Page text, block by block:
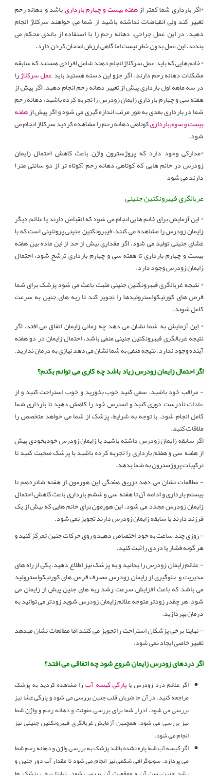
*اگر بارداری شما کمتر ازهفته بیست و چهارم بارداریباشد و دهانه رحم
تغییر کند ولی انقباضات نداشته باشید از شما می خواهند سرکلاژ انجام
دهید. در این عمل جراحی، دهانه رحم را با استفاده از باندی محکم می
بندند. این عمل بدون خطر نیست اما گاهی ارزش امتحان کردن دارد.
*خانم هایی که باید عمل سرکلاژ انجام دهند شامل افرادی هستند که سابقه
مشکلات دهانه رحم دارند. اگر جزو این دسته هستید بایدعمل سرکلاژرا
در سه ماهه اول بارداری پیش از تغییر دهانه رحم انجام دهید. اگر پیش از
هفته سی و چهارم بارداری زایمان زودرس را تجربه کرده باشید، دهانه رحم
شما در بارداری بعدی به طور مرتب اندازه گیری می شود و اگر پیش ازهفته
بیست و سوم بارداریکوتاهی دهانه رحم را مشاهده کردید سرکلاژ انجام می
شود.
*مدارکی وجود دارد که پروژسترون واژن باعث کاهش احتمال زایمان
زودرس در خانم هایی که کوتاهی دهانه رحم (کوتاه تر از دو سانتی متر)
دارند می شود
غربالگری فیبرونکتین جنینی
* این آزمایش برای خانم هایی انجام می شود که انقباض دارند یا علائم دیگر
زایمان زودرس را مشاهده می کنند. فیبرونکتین جنینی پروتئینی است که با
غشای جنینی تولید می شود. اگر مقداری بیش از حد از این ماده بین هفته
بیست و چهارم بارداری تا هفته سی و چهارم بارداری ترشح شود، احتمال
زایمان زودرس وجود دارد.
* نتیجه غربالگری فیبرونکتین جنینی مثبت باعث می شود پزشک برای شما
قرص های کورتیکواستروئیدها را تجویز کند تا ریه های جنین به سرعت
کامل شوند.
* این آزمایش به شما نشان می دهد چه زمانی زایمان اتفاق می افتد. اگر
نتیجه غربالگری فیبرونکتین جنینی منفی باشد، احتمال زایمان در دو هفته
آینده وجود ندارد. نتیجه منفی به شما نشان می دهد نیازی به درمان ندارید.
اگر احتمال زایمان زودرس زیاد باشد چه کاری می توانم بکنم؟
- مراقب خود باشید. سعی کنید خوب بخورید و خوب استراحت کنید و از
عادات نادرست دوری کنید و استرس خود را کاهش دهید تا بارداری شما
کامل انجام شود. با توجه به شرایط، پزشک از شما می خواهد متخصص را
ملاقات کنید.
اگر سابقه زایمان زودرس داشته باشید یا زایمان زودرس خودبخودی پیش
از هفته سی و هفتم بارداری را تجربه کرده باشید با پزشک صحبت کنید تا
ترکیبات پروژسترون به شما بدهد.
- مطالعات نشان می دهد تزریق هفتگی این هورمون از هفته شانزدهم تا
بیستم بارداری و ادامه آن تا هفته سی و ششم بارداری باعث کاهش احتمال
زایمان زودرس مجدد می شود. این هورمون برای خانم هایی که بیش از یک
فرزند دارند یا سابقه زایمان زودرس دارند تجویز نمی شود.
- روزی چند ساعت به خود اختصاص دهید و روی حرکات جنین تمرکز کنید و
هر گونه فشار یا دردی را ثبت کنید.
- علائم زایمان زودرس را بدانید و به پزشک نیز اطلاع دهید. یکی از راه های
مدیریت و جلوگیری از زایمان زودرس مصرف قرص های کورتیکواستروئید
می باشد که باعث افزایش سرعت رشد ریه های جنین پیش از زایمان می
شود. هر چقدر زودتر متوجه علائم زایمان زودرس شوید زودتر می توانید به
درمان بپردازید.
- نهایتا برخی پزشکان استراحت را تجویز می کنند اما مطالعات نشان میدهد
تغییر خاصی ایجاد نمی شود.
اگر دردهای زودرس زایمان شروع شود چه اتفاقی می افتد؟
اگر علائم درد زودرس یاپارگی کیسه آبرا مشاهده کردید به پزشک
مراجعه کنید. در آن جا ضربان قلب جنین بررسی می شود و پارگی غشا نیز
بررسی می شود. ادرار شما برای بررسی عفونت و دهانه رحم و واژن شما
نیز بررسی می شود. همچنین آزمایش غربالگری فیبرونکتین جنینی نیز
انجام می شود.
اگر کیسه آب شما پاره نشده باشد پزشک به بررسی واژن و دهانه رحم شما
می پردازد. سونوگرافی شکمی نیز انجام می شود تا مقدار آب دور جنین و